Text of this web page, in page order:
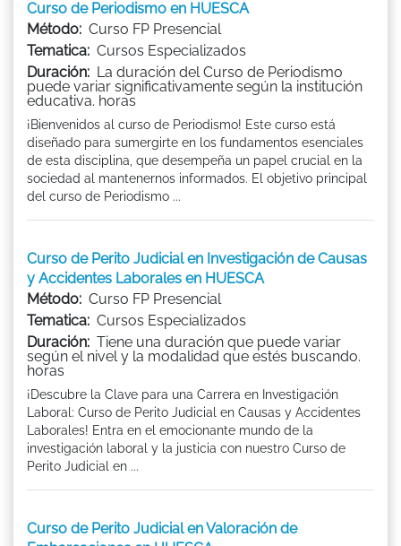
Curso de Periodismo en HUESCA
Método: Curso FP Presencial
Tematica: Cursos Especializados
Duración: La duración del Curso de Periodismo
puede variar significativamente según la institución
educativa. horas
¡Bienvenidos al curso de Periodismo! Este curso está
diseñado para sumergirte en los fundamentos esenciales
de esta disciplina, que desempeña un papel crucial en la
sociedad al mantenernos informados. El objetivo principal
del curso de Periodismo ...
Curso de Perito Judicial en Investigación de Causas
y Accidentes Laborales en HUESCA
Método: Curso FP Presencial
Tematica: Cursos Especializados
Duración: Tiene una duración que puede variar
según el nivel y la modalidad que estés buscando.
horas
¡Descubre la Clave para una Carrera en Investigación
Laboral: Curso de Perito Judicial en Causas y Accidentes
Laborales! Entra en el emocionante mundo de la
investigación laboral y la justicia con nuestro Curso de
Perito Judicial en ...
Curso de Perito Judicial en Valoración de